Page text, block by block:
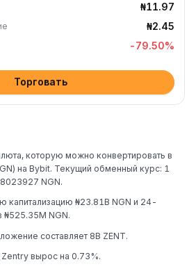
₦11.97
₦2.45
-79.50%
Торговать
которую можно конвертировать в
на Bybit. Текущий обменный курс: 1
NGN.
капитализацию ₦23.81B NGN и 24-
₦525.35M NGN.
составляет 8B ZENT.
вырос на 0.73%.